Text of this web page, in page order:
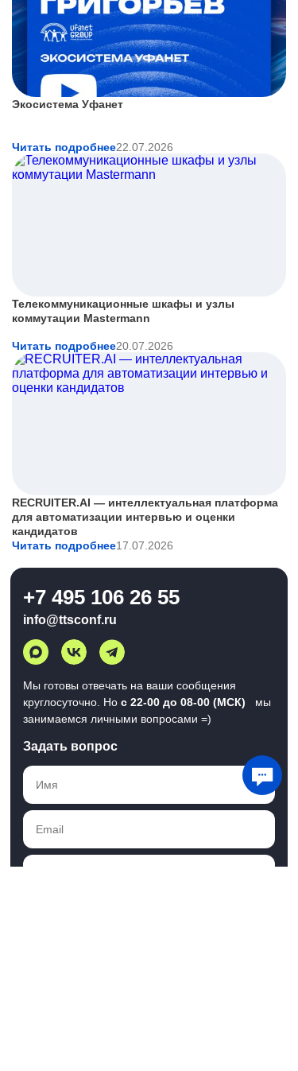
Экосистема Уфанет
Читать подробнее22.07.2026
Телекоммуникационные шкафы и узлы
коммутации Mastermann
Читать подробнее20.07.2026
RECRUITER.AI — интеллектуальная платформа
для автоматизации интервью и оценки
кандидатов
Читать подробнее17.07.2026
+7 495 106 26 55
info@ttsconf.ru
Мы готовы отвечать на ваши сообщения
круглосуточно. Но с 22-00 до 08-00 (МСК)
мы
занимаемся личными вопросами =)
Задать вопрос